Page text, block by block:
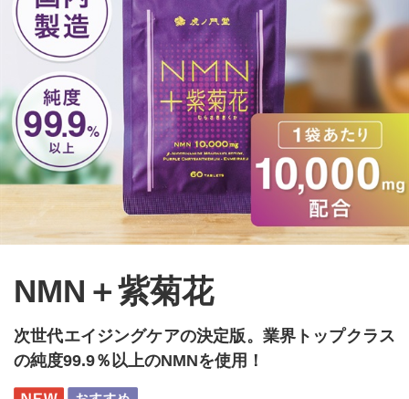
NMN＋紫菊花
次世代エイジングケアの決定版。業界トップクラス
の純度99.9％以上のNMNを使用！